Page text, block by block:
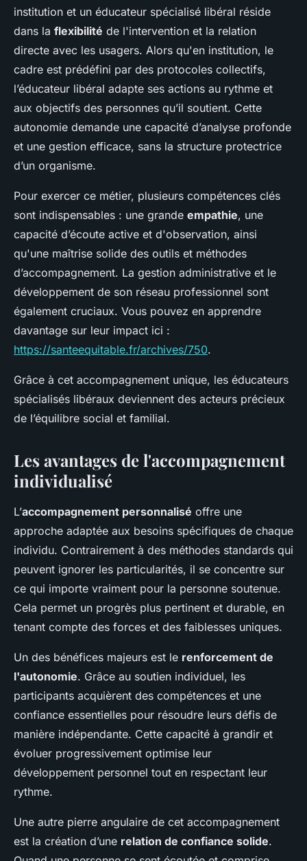
institution et un éducateur spécialisé libéral réside
dans la flexibilité de l'intervention et la relation
directe avec les usagers. Alors qu'en institution, le
cadre est prédéfini par des protocoles collectifs,
l’éducateur libéral adapte ses actions au rythme et
aux objectifs des personnes qu’il soutient. Cette
autonomie demande une capacité d’analyse profonde
et une gestion efficace, sans la structure protectrice
d’un organisme.
Pour exercer ce métier, plusieurs compétences clés
sont indispensables : une grande empathie, une
capacité d’écoute active et d'observation, ainsi
qu'une maîtrise solide des outils et méthodes
d’accompagnement. La gestion administrative et le
développement de son réseau professionnel sont
également cruciaux. Vous pouvez en apprendre
davantage sur leur impact ici :
https://santeequitable.fr/archives/750.
Grâce à cet accompagnement unique, les éducateurs
spécialisés libéraux deviennent des acteurs précieux
de l’équilibre social et familial.
Les avantages de l'accompagnement
individualisé
L’accompagnement personnalisé offre une
approche adaptée aux besoins spécifiques de chaque
individu. Contrairement à des méthodes standards qui
peuvent ignorer les particularités, il se concentre sur
ce qui importe vraiment pour la personne soutenue.
Cela permet un progrès plus pertinent et durable, en
tenant compte des forces et des faiblesses uniques.
Un des bénéfices majeurs est le renforcement de
l'autonomie. Grâce au soutien individuel, les
participants acquièrent des compétences et une
confiance essentielles pour résoudre leurs défis de
manière indépendante. Cette capacité à grandir et
évoluer progressivement optimise leur
développement personnel tout en respectant leur
rythme.
Une autre pierre angulaire de cet accompagnement
est la création d’une relation de confiance solide.